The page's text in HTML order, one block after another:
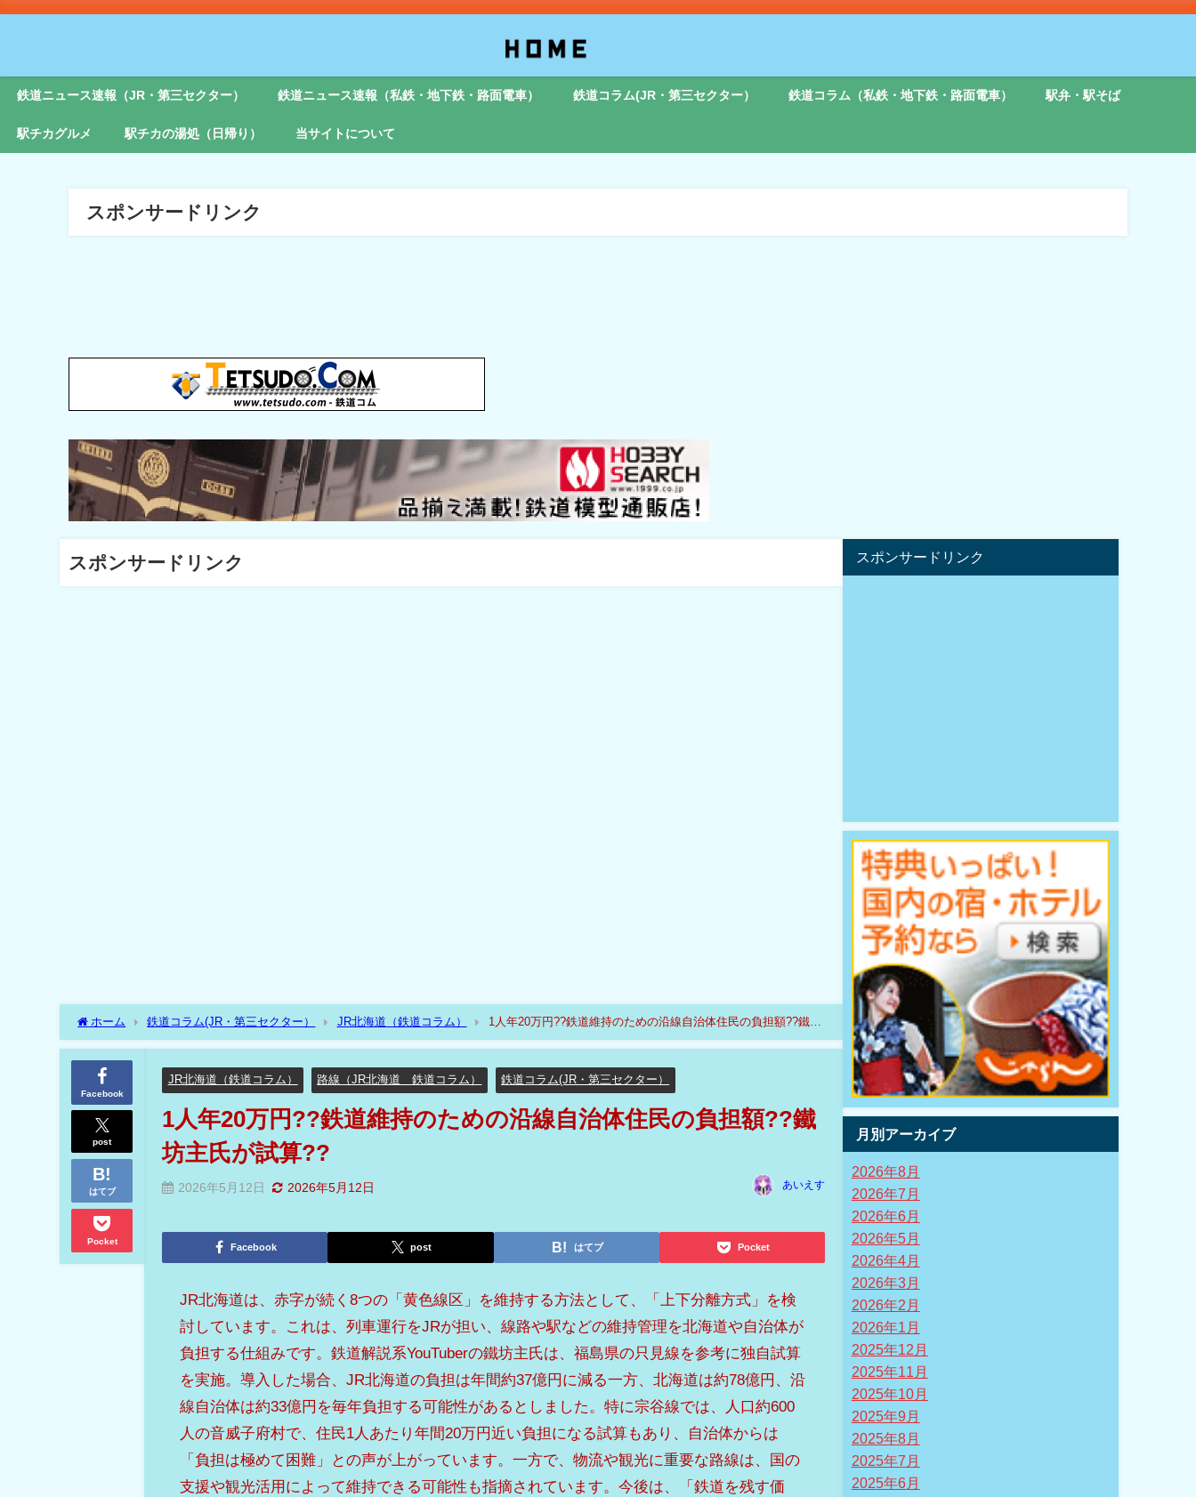
鉄道ニュース速報（JR・第三セクター） 鉄道ニュース速報（私鉄・地下鉄・路面電車） 鉄道コラム(JR・第三セクター） 鉄道コラム（私鉄・地下鉄・路面電車） 駅弁・駅そば
駅チカグルメ 駅チカの湯処（日帰り） 当サイトについて
スポンサードリンク
スポンサードリンク
ホーム 鉄道コラム(JR・第三セクター） JR北海道（鉄道コラム）
1人年20万円??鉄道維持のための沿線自治体住民の負担額??鐵坊
主氏が試算??
Facebook
post
はてブ
Pocket
JR北海道（鉄道コラム） 路線（JR北海道 鉄道コラム） 鉄道コラム(JR・第三セクター）
1人年20万円??鉄道維持のための沿線自治体住民の負担額??鐵
坊主氏が試算??
2026年5月12日 2026年5月12日 あいえす
Facebook post はてブ Pocket
JR北海道は、赤字が続く8つの「黄色線区」を維持する方法として、「上下分離方式」を検
討しています。これは、列車運行をJRが担い、線路や駅などの維持管理を北海道や自治体が
負担する仕組みです。鉄道解説系YouTuberの鐵坊主氏は、福島県の只見線を参考に独自試算
を実施。導入した場合、JR北海道の負担は年間約37億円に減る一方、北海道は約78億円、沿
線自治体は約33億円を毎年負担する可能性があるとしました。特に宗谷線では、人口約600
人の音威子府村で、住民1人あたり年間20万円近い負担になる試算もあり、自治体からは
「負担は極めて困難」との声が上がっています。一方で、物流や観光に重要な路線は、国の
支援や観光活用によって維持できる可能性も指摘されています。今後は、「鉄道を残す価
スポンサードリンク
月別アーカイブ
2026年8月
2026年7月
2026年6月
2026年5月
2026年4月
2026年3月
2026年2月
2026年1月
2025年12月
2025年11月
2025年10月
2025年9月
2025年8月
2025年7月
2025年6月